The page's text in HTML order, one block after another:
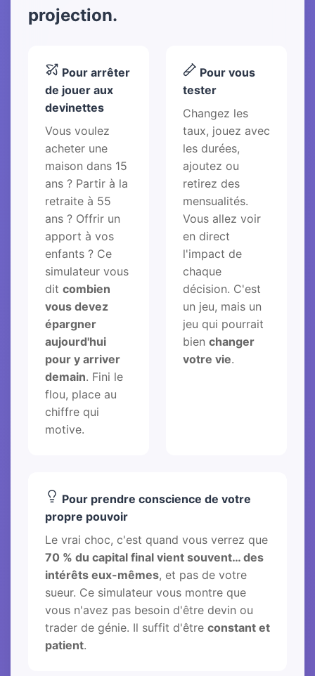
projection.
Pour arrêter
de jouer aux
devinettes
Vous voulez
acheter une
maison dans 15
ans ? Partir à la
retraite à 55
ans ? Offrir un
apport à vos
enfants ? Ce
simulateur vous
dit combien
vous devez
épargner
aujourd'hui
pour y arriver
demain. Fini le
flou, place au
chiffre qui
motive.
Pour vous
tester
Changez les
taux, jouez avec
les durées,
ajoutez ou
retirez des
mensualités.
Vous allez voir
en direct
l'impact de
chaque
décision. C'est
un jeu, mais un
jeu qui pourrait
bien changer
votre vie.
Pour prendre conscience de votre
propre pouvoir
Le vrai choc, c'est quand vous verrez que
70 % du capital final vient souvent… des
intérêts eux-mêmes, et pas de votre
sueur. Ce simulateur vous montre que
vous n'avez pas besoin d'être devin ou
trader de génie. Il suffit d'être constant et
patient.